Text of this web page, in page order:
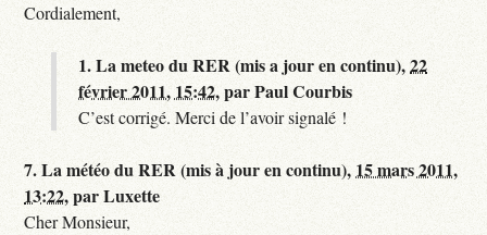
Cordialement,
1.La meteo du RER (mis a jour en continu),22
février 2011, 15:42,parPaul Courbis
C’est corrigé. Merci de l’avoir signalé !
7.La météo du RER (mis à jour en continu), 15 mars 2011,
13:22,parLuxette
Cher Monsieur,